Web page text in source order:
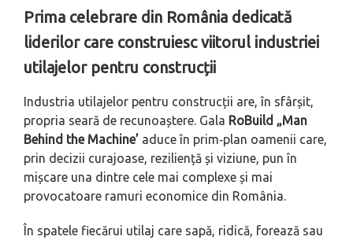
Prima celebrare din România dedicată
liderilor care construiesc viitorul industriei
utilajelor pentru construcții
Industria utilajelor pentru construcții are, în sfârșit,
propria seară de recunoaștere. Gala RoBuild „Man
Behind the Machine’ aduce în prim‑plan oamenii care,
prin decizii curajoase, reziliență și viziune, pun în
mișcare una dintre cele mai complexe și mai
provocatoare ramuri economice din România.
În spatele fiecărui utilaj care sapă, ridică, forează sau